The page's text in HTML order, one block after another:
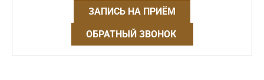
ЗАПИСЬ НА ПРИЁМ
ОБРАТНЫЙ ЗВОНОК